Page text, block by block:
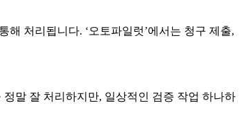
처리됩니다. ‘오토파일럿’에서는 청구 제출,
말 잘 처리하지만, 일상적인 검증 작업 하나하